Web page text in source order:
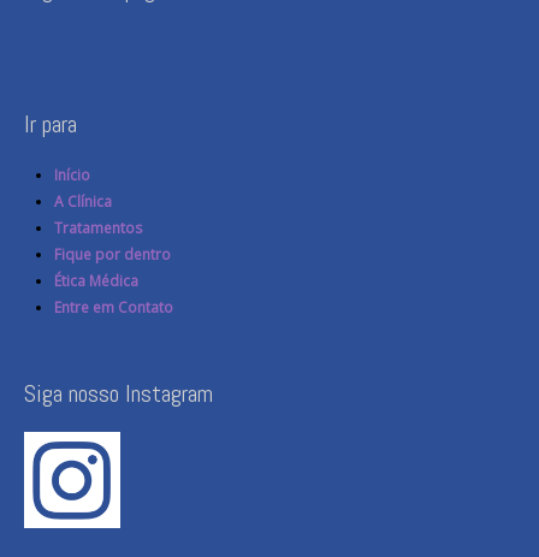
Ir para
Início
A Clínica
Tratamentos
Fique por dentro
Ética Médica
Entre em Contato
Siga nosso Instagram